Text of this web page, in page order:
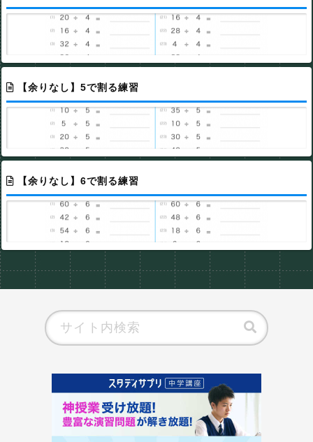
【余りなし】5で割る練習
【余りなし】6で割る練習